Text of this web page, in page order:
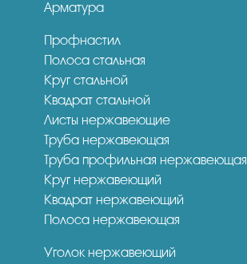
Арматура
Профнастил
Полоса стальная
Круг стальной
Квадрат стальной
Листы нержавеющие
Труба нержавеющая
Труба профильная нержавеющая
Круг нержавеющий
Квадрат нержавеющий
Полоса нержавеющая
Уголок нержавеющий